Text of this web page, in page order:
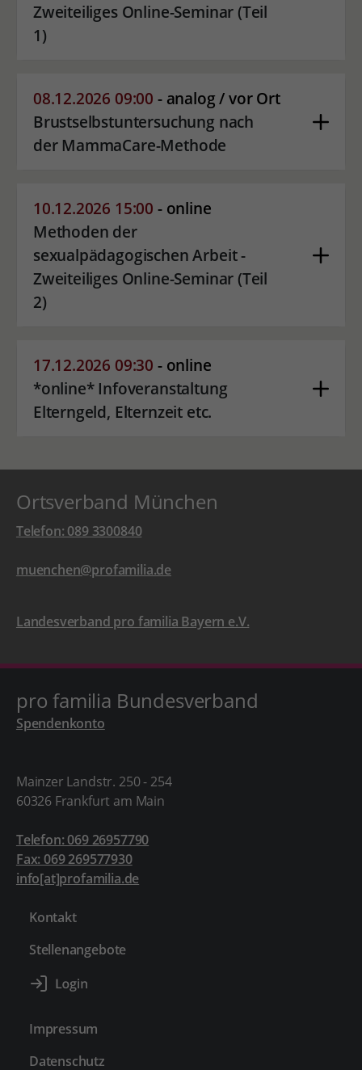
Zweiteiliges Online-Seminar (Teil
1)
08.12.2026 09:00 - analog / vor Ort
Brustselbstuntersuchung nach
der MammaCare-Methode
10.12.2026 15:00 - online
Methoden der
sexualpädagogischen Arbeit -
Zweiteiliges Online-Seminar (Teil
2)
17.12.2026 09:30 - online
*online* Infoveranstaltung
Elterngeld, Elternzeit etc.
Ortsverband München
Telefon: 089 3300840
muenchen@profamilia.de
Landesverband pro familia Bayern e.V.
pro familia Bundesverband
Spendenkonto
Mainzer Landstr. 250 - 254
60326 Frankfurt am Main
Telefon: 069 26957790
Fax: 069 269577930
info[at]profamilia.de
Kontakt
Stellenangebote
Impressum
Datenschutz